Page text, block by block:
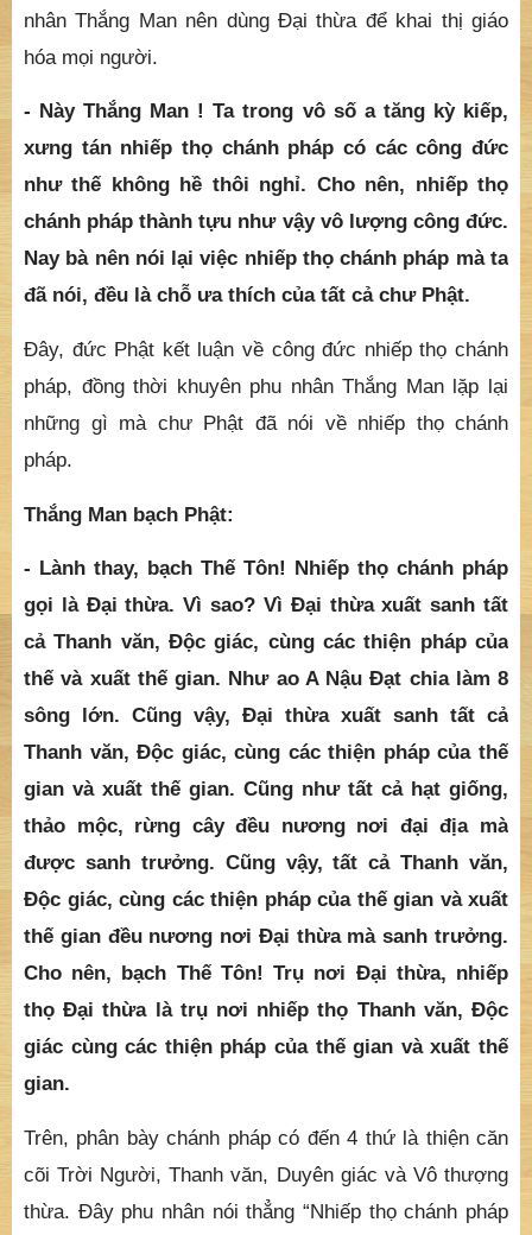
hẳn người tuy trụ lâu trong thiện căn Đại thừa mà lẫn
tiếc thân mạng. Đó là nói về người cùng tu Đại thừa.
hẳn.
Đại thừa có oai lực lớn như vậy nên Phật bảo phu
nhân Thắng Man nên dùng Đại thừa để khai thị giáo
hóa mọi người.
- Này Thắng Man ! Ta trong vô số a tăng kỳ kiếp,
xưng tán nhiếp thọ chánh pháp có các công đức
như thế không hề thôi nghỉ. Cho nên, nhiếp thọ
chánh pháp thành tựu như vậy vô lượng công đức.
Nay bà nên nói lại việc nhiếp thọ chánh pháp mà ta
pháp, đồng thời khuyên phu nhân Thắng Man lặp lại
những gì mà chư Phật đã nói về nhiếp thọ chánh
pháp.
Thắng Man bạch Phật:
- Lành thay, bạch Thế Tôn! Nhiếp thọ chánh pháp
gọi là Đại thừa. Vì sao? Vì Đại thừa xuất sanh tất
cả Thanh văn, Độc giác, cùng các thiện pháp của
thế và xuất thế gian. Như ao A Nậu Đạt chia làm 8
sông lớn. Cũng vậy, Đại thừa xuất sanh tất cả
Thanh văn, Độc giác, cùng các thiện pháp của thế
gian và xuất thế gian. Cũng như tất cả hạt giống,
thảo mộc, rừng cây đều nương nơi đại địa mà
được sanh trưởng. Cũng vậy, tất cả Thanh văn,
Độc giác, cùng các thiện pháp của thế gian và xuất
thế gian đều nương nơi Đại thừa mà sanh trưởng.
Cho nên, bạch Thế Tôn! Trụ nơi Đại thừa, nhiếp
thọ Đại thừa là trụ nơi nhiếp thọ Thanh văn, Độc